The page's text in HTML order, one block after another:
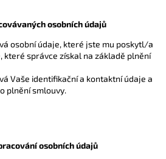
osobních údajů
osobní údaje, které jste mu poskytl/a
které správce získal na základě plnění
Vaše identifikační a kontaktní údaje a
plnění smlouvy.
osobních údajů